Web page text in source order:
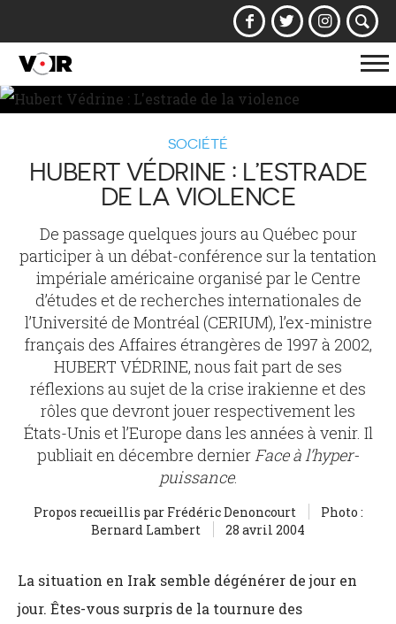
la
SOCIÉTÉ
HUBERT VÉDRINE : L’ESTRADE
DE LA VIOLENCE
De passage quelques jours au Québec pour
participer à un débat-conférence sur la tentation
impériale américaine organisé par le Centre
d’études et de recherches internationales de
l’Université de Montréal (CERIUM), l’ex-ministre
français des Affaires étrangères de 1997 à 2002,
HUBERT VÉDRINE, nous fait part de ses
réflexions au sujet de la crise irakienne et des
rôles que devront jouer respectivement les
États-Unis et l’Europe dans les années à venir. Il
publiait en décembre dernierFace à l’hyper-
puissance.
Propos recueillis par Frédéric Denoncourt
Photo :
Bernard Lambert
28 avril 2004
La situation en Irak semble dégénérer de jour en
jour. Êtes-vous surpris de la tournure des